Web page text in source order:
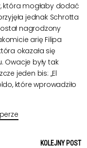
która mogłaby dodać
jednak Schrotta
nagrodzony
arię Filipa
okazała się
Owacje były tak
jeden bis: „El
, które wprowadziło
KOLEJNY POST